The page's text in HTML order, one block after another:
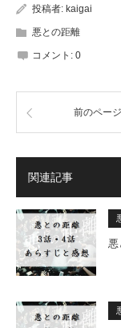
投稿者: kaigai
悪との距離
コメント: 0
前のページ
関連記事